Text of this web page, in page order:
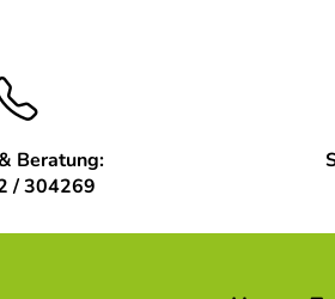
Beratung:
/ 304269